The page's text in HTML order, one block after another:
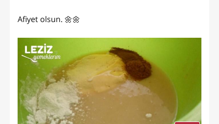
Afiyet olsun. 🌼🌼